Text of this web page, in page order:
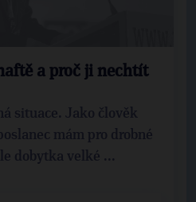
a proč ji nechtít
situace. Jako člověk
mám pro drobné
dobytka velké ...